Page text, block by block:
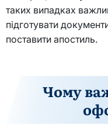
таких випадках
підготувати
поставити апостиль.
Чому